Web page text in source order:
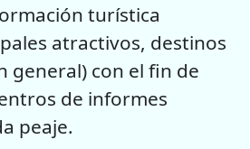
turística
atractivos, destinos
general) con el fin de
de informes
peaje.